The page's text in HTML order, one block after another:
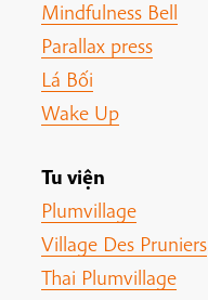
Mindfulness Bell
Parallax press
Lá Bối
Wake Up
Tu viện
Plumvillage
Village Des Pruniers
Thai Plumvillage